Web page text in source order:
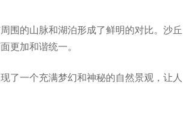
围的山脉和湖泊形成了鲜明的对比。沙丘
更加和谐统一。
了一个充满梦幻和神秘的自然景观，让人